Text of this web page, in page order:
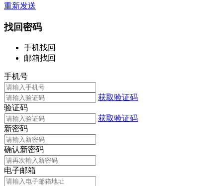
重新发送
找回密码
手机找回
邮箱找回
手机号
获取验证码
验证码
获取验证码
新密码
确认新密码
电子邮箱